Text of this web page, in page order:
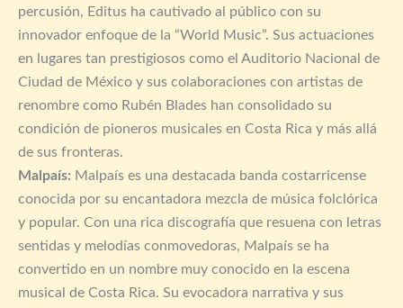
percusión, Editus ha cautivado al público con su
innovador enfoque de la “World Music”. Sus actuaciones
en lugares tan prestigiosos como el Auditorio Nacional de
Ciudad de México y sus colaboraciones con artistas de
renombre como Rubén Blades han consolidado su
condición de pioneros musicales en Costa Rica y más allá
de sus fronteras.
Malpaís: Malpaís es una destacada banda costarricense
conocida por su encantadora mezcla de música folclórica
y popular. Con una rica discografía que resuena con letras
sentidas y melodías conmovedoras, Malpaís se ha
convertido en un nombre muy conocido en la escena
musical de Costa Rica. Su evocadora narrativa y sus